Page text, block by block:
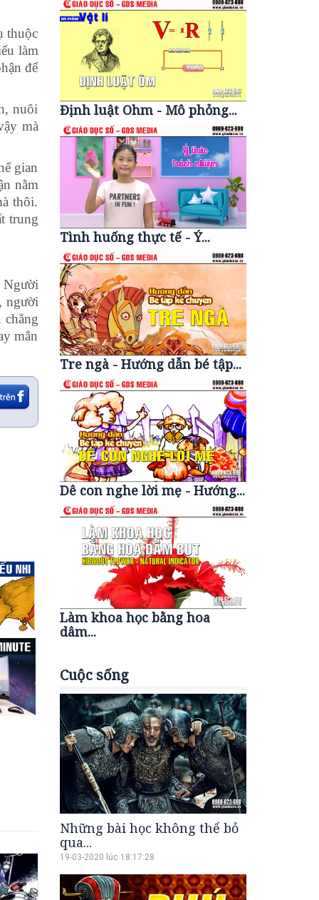
thuộc
làm
để
nuôi
mà
gian
nằm
thôi.
trung
Người
người
mắn
Định luật Ohm - Mô phỏng...
Tình huống thực tế - Ý...
Tre ngà - Hướng dẫn bé tập...
Dê con nghe lời mẹ - Hướng...
Làm khoa học bằng hoa
dâm...
Cuộc sống
Những bài học không thể bỏ
qua...
19-03-2020 lúc 18:17:28